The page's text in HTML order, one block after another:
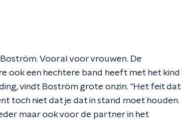
Vooral voor vrouwen. De
ook een hechtere band heeft met het kind
vindt Boström grote onzin. "Het feit dat
toch niet dat je dat in stand moet houden.
maar ook voor de partner in het